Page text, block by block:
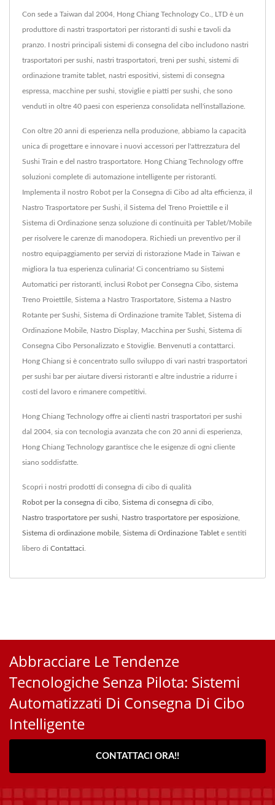
Con sede a Taiwan dal 2004, Hong Chiang Technology Co., LTD è un
produttore di nastri trasportatori per ristoranti di sushi e tavoli da
pranzo. I nostri principali sistemi di consegna del cibo includono nastri
trasportatori per sushi, nastri trasportatori, treni per sushi, sistemi di
ordinazione tramite tablet, nastri espositivi, sistemi di consegna
espressa, macchine per sushi, stoviglie e piatti per sushi, che sono
venduti in oltre 40 paesi con esperienza consolidata nell'installazione.
Con oltre 20 anni di esperienza nella produzione, abbiamo la capacità
unica di progettare e innovare i nuovi accessori per l'attrezzatura del
Sushi Train e del nastro trasportatore. Hong Chiang Technology offre
soluzioni complete di automazione intelligente per ristoranti.
Implementa il nostro Robot per la Consegna di Cibo ad alta efficienza, il
Nastro Trasportatore per Sushi, il Sistema del Treno Proiettile e il
Sistema di Ordinazione senza soluzione di continuità per Tablet/Mobile
per risolvere le carenze di manodopera. Richiedi un preventivo per il
nostro equipaggiamento per servizi di ristorazione Made in Taiwan e
migliora la tua esperienza culinaria! Ci concentriamo su Sistemi
Automatici per ristoranti, inclusi Robot per Consegna Cibo, sistema
Treno Proiettile, Sistema a Nastro Trasportatore, Sistema a Nastro
Rotante per Sushi, Sistema di Ordinazione tramite Tablet, Sistema di
Ordinazione Mobile, Nastro Display, Macchina per Sushi, Sistema di
Consegna Cibo Personalizzato e Stoviglie. Benvenuti a contattarci.
Hong Chiang si è concentrato sullo sviluppo di vari nastri trasportatori
per sushi bar per aiutare diversi ristoranti e altre industrie a ridurre i
costi del lavoro e rimanere competitivi.
Hong Chiang Technology offre ai clienti nastri trasportatori per sushi
dal 2004, sia con tecnologia avanzata che con 20 anni di esperienza,
Hong Chiang Technology garantisce che le esigenze di ogni cliente
siano soddisfatte.
Scopri i nostri prodotti di consegna di cibo di qualità
Robot per la consegna di cibo, Sistema di consegna di cibo,
Nastro trasportatore per sushi, Nastro trasportatore per esposizione,
Sistema di ordinazione mobile, Sistema di Ordinazione Tablet e sentiti
libero di Contattaci.
Abbracciare Le Tendenze
Tecnologiche Senza Pilota: Sistemi
Automatizzati Di Consegna Di Cibo
Intelligente
CONTATTACI ORA!!